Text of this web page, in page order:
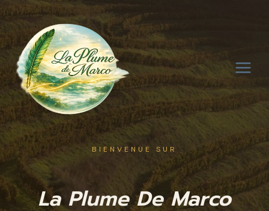
Aller
au
contenu
BIENVENUE SUR
La Plume De Marco